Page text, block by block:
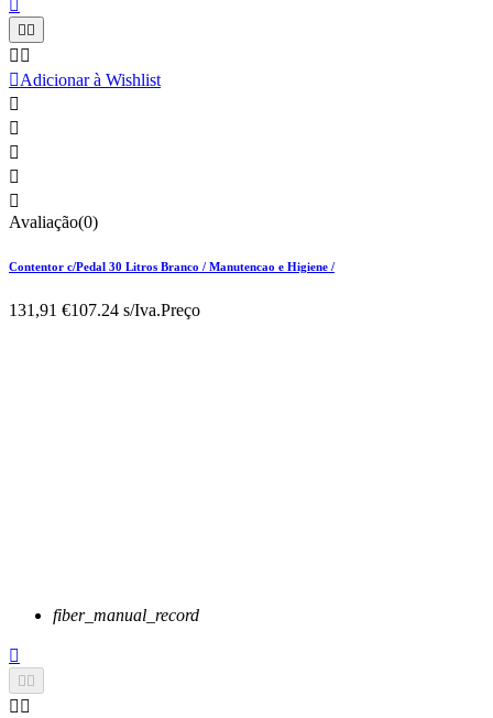

 
 
Adicionar à Wishlist





Avaliação(0)
Contentor c/Pedal 30 Litros Branco / Manutencao e Higiene /
131,91 €107.24 s/Iva.Preço
fiber_manual_record

 
 